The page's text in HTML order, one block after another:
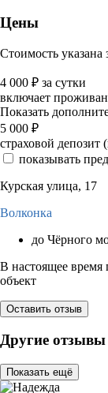
Цены
Стоимость
4 000 ₽ за сутки
включает
Показать
5 000 ₽
страховой депозит
показывать
Курская улица, 17
Волконка
до Чёрного
В настоящее время
объект
Оставить отзыв
Другие отзывы
Показать ещё